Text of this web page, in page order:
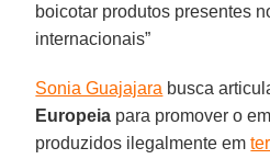
boicotar produtos presentes
internacionais”
Sonia Guajajara busca
Europeia para promover o
produzidos ilegalmente em